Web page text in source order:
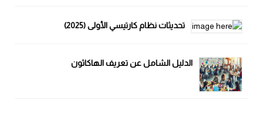
تحديثات نظام كارتيسي الأولى (2025)
الدليل الشامل عن تعريف الهاكاثون